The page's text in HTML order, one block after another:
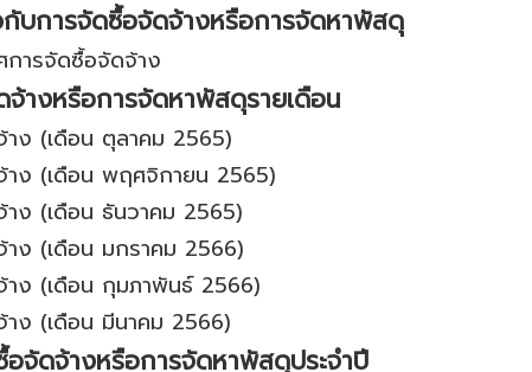
กับการจัดซื้อจัดจ้างหรือการจัดหาพัสดุ
การจัดซื้อจัดจ้าง
างหรือการจัดหาพัสดุรายเดือน
ง (เดือน ตุลาคม 2565)
ง (เดือน พฤศจิกายน 2565)
ง (เดือน ธันวาคม 2565)
ง (เดือน มกราคม 2566)
ง (เดือน กุมภาพันธ์ 2566)
ง (เดือน มีนาคม 2566)
จัดจ้างหรือการจัดหาพัสดุประจำปี